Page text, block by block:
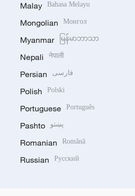
Malay Bahasa Melayu
Mongolian Монгол
Myanmar မြန်မာဘာသာ
Nepali नेपाली
Persian فارسی
Polish Polski
Portuguese Português
Pashto پښتو
Romanian Română
Russian Русский